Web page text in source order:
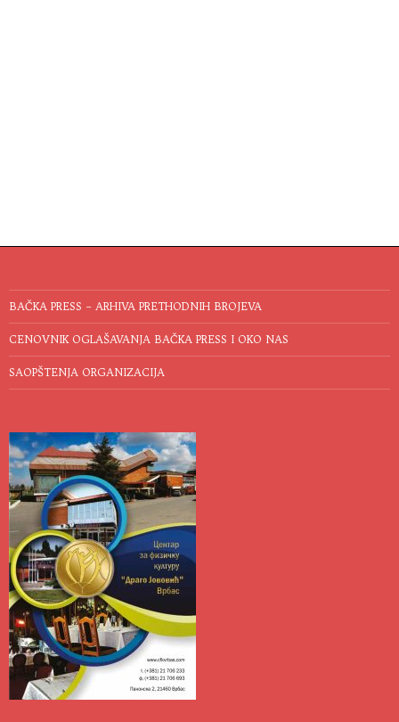
BAČKA PRESS – ARHIVA PRETHODNIH BROJEVA
CENOVNIK OGLAŠAVANJA BAČKA PRESS I OKO NAS
SAOPŠTENJA ORGANIZACIJA